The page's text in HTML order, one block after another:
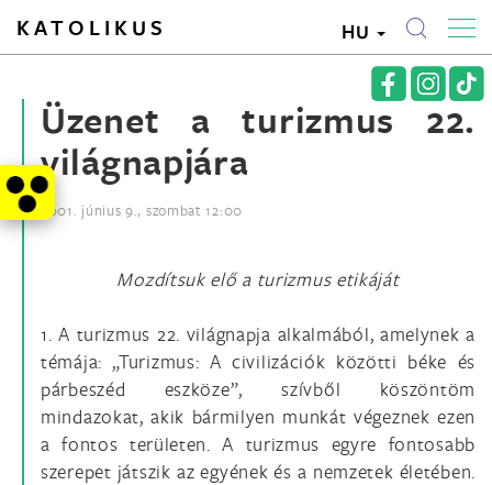
KATOLIKUS HU
Üzenet a turizmus 22.
világnapjára
2001. június 9., szombat 12:00
Mozdítsuk elő a turizmus etikáját
1. A turizmus 22. világnapja alkalmából, amelynek a
témája: „Turizmus: A civilizációk közötti béke és
párbeszéd eszköze”, szívből köszöntöm
mindazokat, akik bármilyen munkát végeznek ezen
a fontos területen. A turizmus egyre fontosabb
szerepet játszik az egyének és a nemzetek életében.